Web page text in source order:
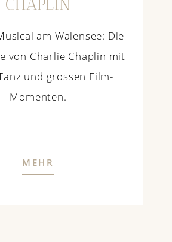
am Walensee: Die
von Charlie Chaplin mit
und grossen Film-
Momenten.
MEHR